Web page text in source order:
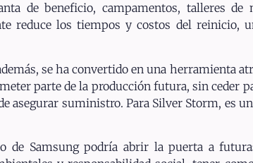
de beneficio, campamentos, talleres
reduce los tiempos y costos del reinicio,
se ha convertido en una herramienta
parte de la producción futura, sin ceder
asegurar suministro. Para Silver Storm, es
Samsung podría abrir la puerta a